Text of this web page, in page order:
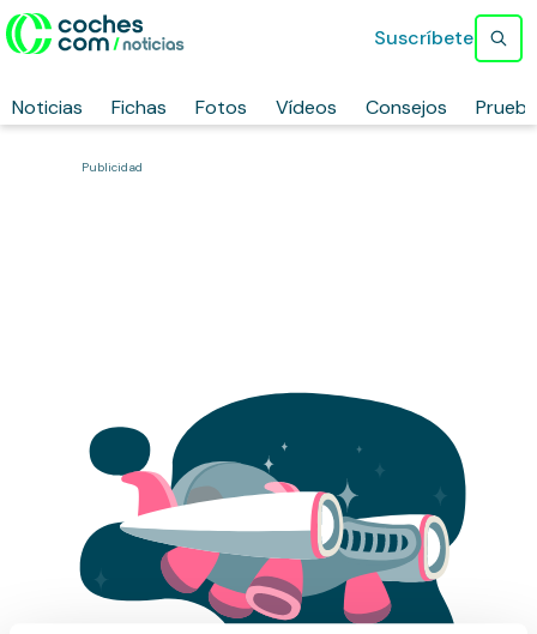
Noticias Fichas Fotos Vídeos Consejos
Suscríbete
Publicidad